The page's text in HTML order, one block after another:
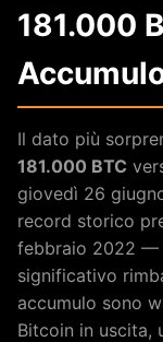
181.000
Il dato più
181.000 BTC
giovedì 26
record storico
febbraio 2022 —
significativo
accumulo sono
Bitcoin in uscita,